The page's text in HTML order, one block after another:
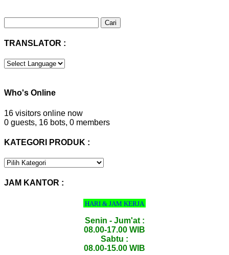
untuk:
TRANSLATOR :
Who's Online
16 visitors online now
0 guests, 16 bots, 0 members
KATEGORI PRODUK :
KATEGORI
JAM KANTOR :
HARI & JAM KERJA
Senin - Jum'at :
08.00-17.00 WIB
Sabtu :
08.00-15.00 WIB